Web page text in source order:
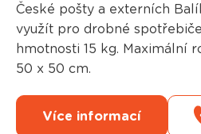
České pošty a externích
využít pro drobné
hmotnosti 15 kg. Maximální
50 x 50 cm.
Více informací